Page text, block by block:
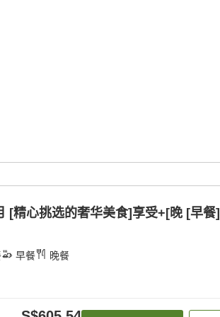
[精心挑选的奢华美食]享受+[晚 [早餐]
早餐 晚餐